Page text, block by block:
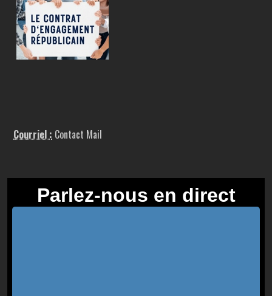
Courriel : Contact Mail